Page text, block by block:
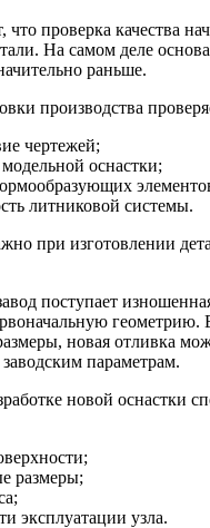
проверка качества
На самом деле
раньше.
производства
чертежей;
оснастки;
литниковой системы.
при изготовлении
поступает
геометрию.
новая отливка
заводским параметрам.
новой оснастки
размеры;
эксплуатации узла.